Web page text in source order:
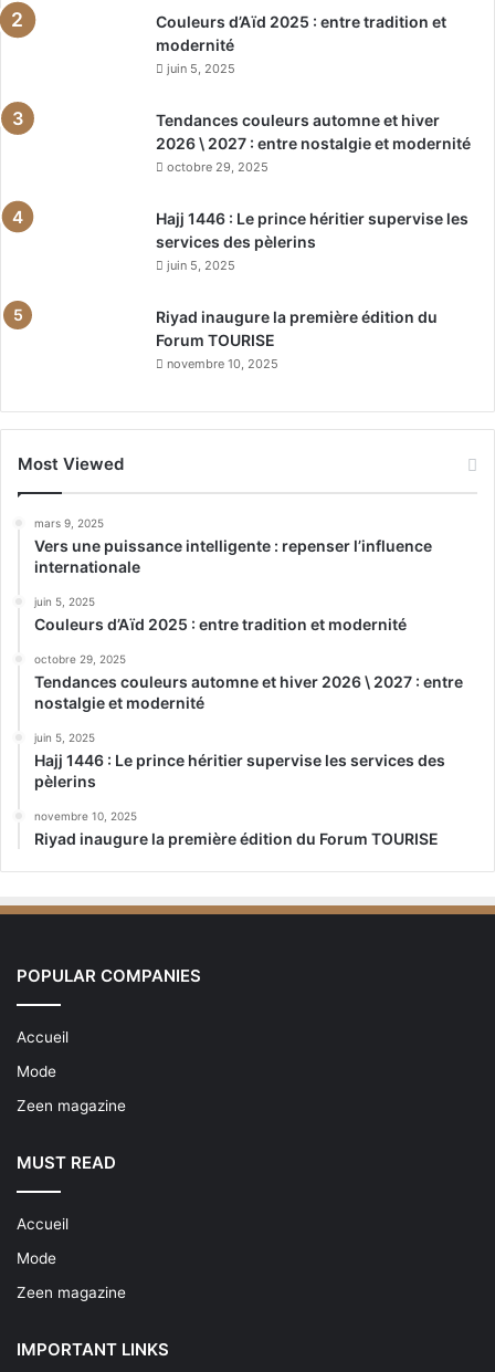
Couleurs d’Aïd 2025 : entre tradition et
modernité
juin 5, 2025
Tendances couleurs automne et hiver
2026 \ 2027 : entre nostalgie et modernité
octobre 29, 2025
Hajj 1446 : Le prince héritier supervise les
services des pèlerins
juin 5, 2025
Riyad inaugure la première édition du
Forum TOURISE
novembre 10, 2025
Most Viewed
mars 9, 2025
Vers une puissance intelligente : repenser l’influence
internationale
juin 5, 2025
Couleurs d’Aïd 2025 : entre tradition et modernité
octobre 29, 2025
Tendances couleurs automne et hiver 2026 \ 2027 : entre
nostalgie et modernité
juin 5, 2025
Hajj 1446 : Le prince héritier supervise les services des
pèlerins
novembre 10, 2025
Riyad inaugure la première édition du Forum TOURISE
POPULAR COMPANIES
Accueil
Mode
Zeen magazine
MUST READ
Accueil
Mode
Zeen magazine
IMPORTANT LINKS